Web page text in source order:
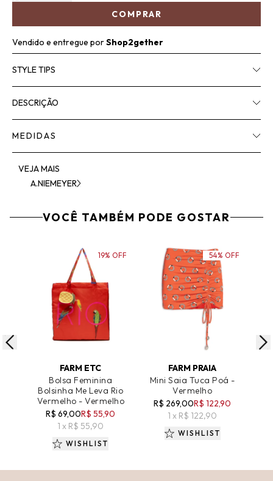
COMPRAR
Vendido e entregue porShop2gether
STYLE TIPS
DESCRIÇÃO
MEDIDAS
VEJA MAIS
A.NIEMEYER
VOCÊ TAMBÉM PODE GOSTAR
FARM ETC
Bolsa Feminina
Bolsinha Me Leva Rio
Vermelho - Vermelho
R$ 69,00R$ 55,90
1 x R$ 55,90
19% OFF
WISHLIST
ADICIONAR AO CARRINHO
FARM PRAIA
Mini Saia Tuca Poá -
Vermelho
R$ 269,00R$ 122,90
1 x R$ 122,90
54% OFF
WISHLIST